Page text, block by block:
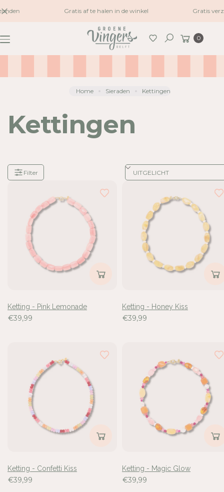
naar
Gratis af te halen in de winkel Gratis
Zoeken
Winkelwagen
0
Home Sieraden Kettingen
Kettingen
Filter
Ketting - Pink Lemonade
€39,99
Ketting - Honey Kiss
€39,99
Ketting - Confetti Kiss
€39,99
Ketting - Magic Glow
€39,99
resultaten
bekeken